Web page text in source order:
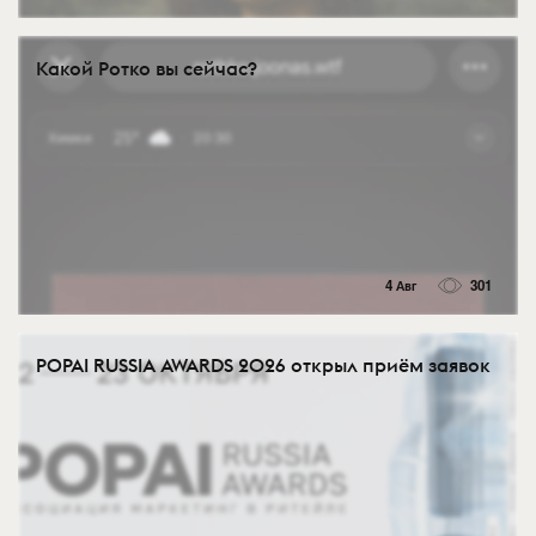
Какой Ротко вы сейчас?
4 Авг 301
POPAI RUSSIA AWARDS 2026 открыл приём заявок